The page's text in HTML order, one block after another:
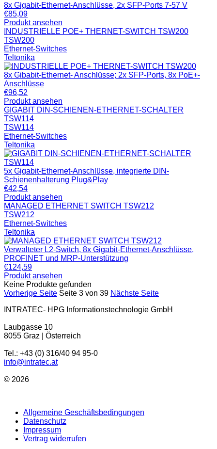
8x Gigabit-Ethernet-Anschlüsse, 2x SFP-Ports 7-57 V
€85,09
Produkt ansehen
INDUSTRIELLE POE+ THERNET-SWITCH TSW200
TSW200
Ethernet-Switches
Teltonika
8x Gibabit-Ethernet- Anschlüsse; 2x SFP-Ports, 8x PoE+-
Anschlüsse
€96,52
Produkt ansehen
GIGABIT DIN-SCHIENEN-ETHERNET-SCHALTER
TSW114
TSW114
Ethernet-Switches
Teltonika
5x Gigabit-Ethernet-Anschlüsse, integrierte DIN-
Schienenhalterung Plug&Play
€42,54
Produkt ansehen
MANAGED ETHERNET SWITCH TSW212
TSW212
Ethernet-Switches
Teltonika
Verwalteter L2-Switch, 8x Gigabit-Ethernet-Anschlüsse,
PROFINET und MRP-Unterstützung
€124,59
Produkt ansehen
Keine Produkte gefunden
Vorherige Seite Seite 3 von 39 Nächste Seite
INTRATEC- HPG Informationstechnologie GmbH
Laubgasse 10
8055 Graz | Österreich
Tel.: +43 (0) 316/40 94 95-0
info@intratec.at
© 2026
Allgemeine Geschäftsbedingungen
Datenschutz
Impressum
Vertrag widerrufen